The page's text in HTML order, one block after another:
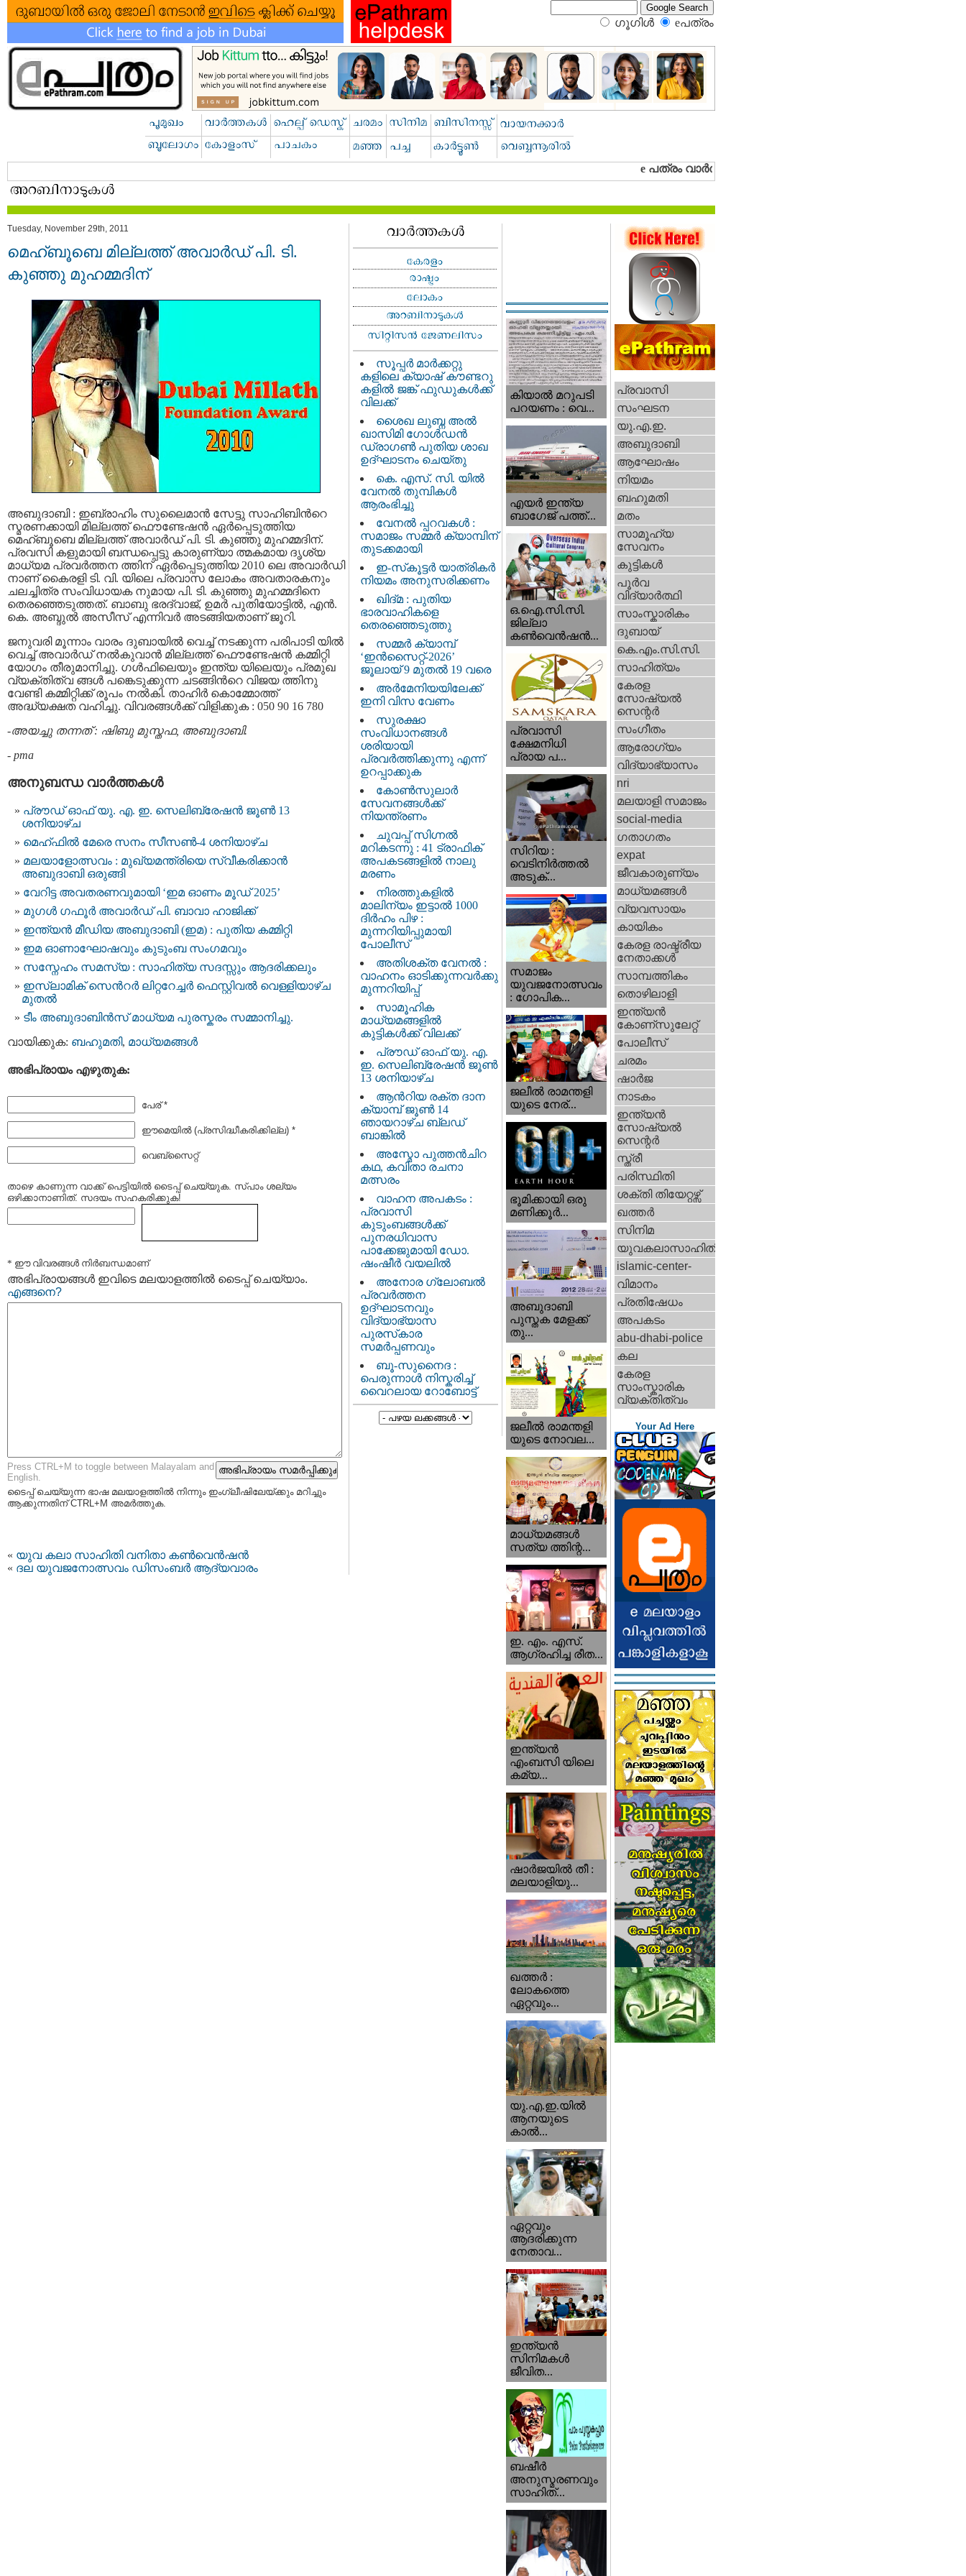
ഗൂഗിള്‍ eപത്രം‍
Tuesday, November 29th, 2011
മെഹ്ബൂബെ മില്ലത്ത് അവാര്‍ഡ് പി. ടി.
കുഞ്ഞു മുഹമ്മദിന്
അബുദാബി : ഇബ്രാഹിം സുലൈമാന്‍ സേട്ടു സാഹിബിന്‍റെ
സ്മരണക്കായി മില്ലത്ത് ഫൌണ്ടേഷന്‍ ഏര്‍പ്പെടുത്തിയ
മെഹ്ബൂബെ മില്ലത്ത് അവാര്‍ഡ് പി. ടി. കുഞ്ഞു മുഹമ്മദിന്.
പ്രവസി കളുമായി ബന്ധപ്പെട്ടു കാരുണ്യാ ത്മകമായ ദൃശ്യ
മാധ്യമ പ്രവര്‍ത്തന ത്തിന് ഏര്‍പ്പെടുത്തിയ 2010 ലെ അവാര്‍ഡി
നാണ് കൈരളി ടി. വി. യിലെ പ്രവാസ ലോകം അവതാരകനും
ചലച്ചിത്ര സംവിധായക നുമായ പി. ടി. കുഞ്ഞു മുഹമ്മദിനെ
തെരഞ്ഞെടുത്തത്. ബാബു ഭരദ്വാജ്, ഉമര്‍ പുതിയോട്ടില്‍, എന്‍.
കെ. അബ്ദുല്‍ അസീസ്‌ എന്നിവര്‍ അടങ്ങിയതാണ് ജൂറി.
ജനുവരി മൂന്നാം വാരം ദുബായില്‍ വെച്ച് നടക്കുന്ന പരിപാടി യില്‍
വെച്ച് അവാര്‍ഡ് നല്‍കുവാന്‍ മില്ലത്ത് ഫൌണ്ടേഷന്‍ കമ്മിറ്റി
യോഗം തീരുമാനിച്ചു. ഗള്‍ഫിലെയും ഇന്ത്യ യിലെയും പ്രമുഖ
വ്യക്തിത്വ ങ്ങള്‍ പങ്കെടുക്കുന്ന ചടങ്ങിന്‍റെ വിജയ ത്തിനു
വേണ്ടി കമ്മിറ്റിക്ക് രൂപം നല്‍കി. താഹിര്‍ കൊമ്മോത്ത്‌
അദ്ധ്യക്ഷത വഹിച്ചു. വിവരങ്ങള്‍ക്ക് വിളിക്കുക : 050 90 16 780
-അയച്ചു തന്നത് : ഷിബു മുസ്തഫ, അബുദാബി.
- pma
അനുബന്ധ വാര്‍ത്തകള്‍
പ്രൗഡ് ഓഫ് യു. എ. ഇ. സെലിബ്രേഷൻ ജൂൺ 13
ശനിയാഴ്ച
മെഹ്ഫിൽ മേരെ സനം സീസൺ-4 ശനിയാഴ്ച
മ​ല​യാ​ളോ​ത്സ​വം : മുഖ്യമന്ത്രിയെ സ്വീകരിക്കാൻ
അബുദാബി ഒരുങ്ങി
വേറിട്ട അവതരണവുമായി ‘ഇമ ഓണം മൂഡ് 2025’
മുഗള്‍ ഗഫൂര്‍ അവാര്‍ഡ് പി. ബാവാ ഹാജിക്ക്
ഇന്ത്യന്‍ മീഡിയ അബുദാബി (ഇമ) : പുതിയ കമ്മിറ്റി
ഇമ ഓണാഘോഷവും കുടുംബ സംഗമവും
സസ്നേഹം സമസ്യ : സാഹിത്യ സദസ്സും ആദരിക്കലും
ഇസ്ലാമിക് സെന്‍റര്‍ ലിറ്ററേച്ചര്‍ ഫെസ്റ്റിവല്‍ വെള്ളിയാഴ്ച
മുതൽ
ടീം അബുദാബിൻസ് മാധ്യമ പുരസ്കരം സമ്മാനിച്ചു.
വായിക്കുക: ബഹുമതി, മാധ്യമങ്ങള്‍
അഭിപ്രായം എഴുതുക:
പേര് *
ഈമെയില്‍ (പ്രസിദ്ധീകരിക്കില്ല) *
വെബ്സൈറ്റ്
താഴെ കാണുന്ന വാക്ക് പെട്ടിയില്‍ ടൈപ്പ്‌ ചെയ്യുക. സ്പാം ശല്യം
ഒഴിക്കാനാണിത്. സദയം സഹകരിക്കുക!
* ഈ വിവരങ്ങള്‍ നിര്‍ബന്ധമാണ്
അഭിപ്രായങ്ങള്‍ ഇവിടെ മലയാളത്തില്‍ ടൈപ്പ് ചെയ്യാം.
എങ്ങനെ?
Press CTRL+M to toggle between Malayalam and
English.
ടൈപ്പ്‌ ചെയ്യുന്ന ഭാഷ മലയാളത്തില്‍ നിന്നും ഇംഗ്ലീഷിലേയ്ക്കും മറിച്ചും
ആക്കുന്നതിന് CTRL+M അമര്‍ത്തുക.
« യുവ കലാ സാഹിതി വനിതാ കണ്‍വെന്‍ഷന്‍
« ദല യുവജനോത്സവം ഡിസംബര്‍ ആദ്യവാരം
സൂപ്പർ മാർക്കറ്റു
കളിലെ ക്യാഷ് കൗണ്ടറു
കളിൽ ജങ്ക് ഫുഡുകൾക്ക്
വിലക്ക്
ശൈഖ ലുബ്ന അൽ
ഖാസിമി ഗോൾഡൻ
ഡ്രാഗൺ പുതിയ ശാഖ
ഉദ്ഘാടനം ചെയ്തു
കെ. എസ്. സി. യിൽ
വേനൽ തുമ്പികൾ
ആരംഭിച്ചു
വേനൽ പ്പറവകൾ :
സമാജം സമ്മർ ക്യാമ്പിന്
തുടക്കമായി
ഇ-സ്‌കൂട്ടർ യാത്രികർ
നിയമം അനുസരിക്കണം
ഖിദ്മ : പുതിയ
ഭാരവാഹികളെ
തെരഞ്ഞെടുത്തു
സമ്മർ ക്യാമ്പ്
‘ഇൻസൈറ്റ്-2026’
ജൂലായ് 9 മുതൽ 19 വരെ
അർമേനിയയിലേക്ക്
ഇനി വിസ വേണം
സുരക്ഷാ
സംവിധാനങ്ങൾ
ശരിയായി
പ്രവർത്തിക്കുന്നു എന്ന്
ഉറപ്പാക്കുക
കോൺസുലാർ
സേവനങ്ങൾക്ക്
നിയന്ത്രണം
ചുവപ്പ് സിഗ്നൽ
മറികടന്നു : 41 ട്രാഫിക്
അപകടങ്ങളിൽ നാലു
മരണം
നിരത്തുകളിൽ
മാലിന്യം ഇട്ടാൽ 1000
ദിർഹം പിഴ :
മുന്നറിയിപ്പുമായി
പോലീസ്
അതിശക്ത വേനൽ :
വാഹനം ഓടിക്കുന്നവർക്കു
മുന്നറിയിപ്പ്
സാമൂഹിക
മാധ്യമങ്ങളിൽ
കുട്ടികൾക്ക് വിലക്ക്
പ്രൗഡ് ഓഫ് യു. എ.
ഇ. സെലിബ്രേഷൻ ജൂൺ
13 ശനിയാഴ്ച
ആൻറിയ രക്ത ദാന
ക്യാമ്പ് ജൂൺ 14
ഞായറാഴ്ച ബ്ലഡ്
ബാങ്കിൽ
അസ്മോ പുത്തൻചിറ
കഥ, കവിതാ രചനാ
മത്സരം
വാഹന അപകടം :
പ്രവാസി
കുടുംബങ്ങൾക്ക്
പുനരധിവാസ
പാക്കേജുമായി ഡോ.
ഷംഷീർ വയലിൽ
അനോര ഗ്ലോബൽ
പ്രവർത്തന
ഉദ്ഘാടനവും
വിദ്യാഭ്യാസ
പുരസ്‌കാര
സമർപ്പണവും
ബൂ-സുനൈദ :
പെരുന്നാൾ നിസ്കരിച്ച്
വൈറലായ റോബോട്ട്
കിയാല്‍ മറുപടി
പറയണം : വെ...
എയര്‍ ഇന്ത്യ
ബാഗേജ് പത്ത്...
ഒ.ഐ.സി.സി.
ജില്ലാ
കൺവെൻഷൻ...
പ്രവാസി
ക്ഷേമനിധി
പ്രായ പ...
സിറിയ :
വെടിനിർത്തൽ
അടുക്...
സമാജം
യുവജനോത്സവം
: ഗോപിക...
ജലീല്‍ രാമന്തളി
യുടെ നേര്...
ഭൂമിക്കായി ഒരു
മണിക്കൂര്‍...
അബുദാബി
പുസ്തക മേളക്ക്
തു...
ജലീല്‍ രാമന്തളി
യുടെ നോവല...
മാധ്യമങ്ങള്‍
സത്യ ത്തിന്റ...
ഇ. എം. എസ്.
ആഗ്രഹിച്ച രീത...
ഇന്ത്യന്‍
എംബസി യിലെ
കമ്യ...
ഷാര്‍ജയില്‍ തീ :
മലയാളിയു...
ഖത്തര്‍ :
ലോകത്തെ
ഏറ്റവും...
യു.എ.ഇ.യില്‍
ആനയുടെ
കാല്‍...
ഏറ്റവും
ആദരിക്കുന്ന
നേതാവ...
ഇന്ത്യന്‍
സിനിമകള്‍
ജീവിത...
ബഷീര്‍
അനുസ്മരണവും
സാഹിത്...
പ്രവാസി
സംഘടന
യു.എ.ഇ.
അബുദാബി
ആഘോഷം
നിയമം
ബഹുമതി
മതം
സാമൂഹ്യ
സേവനം
കുട്ടികള്‍
പൂര്‍വ
വിദ്യാര്‍ത്ഥി
സാംസ്കാരികം
ദുബായ്‌
കെ.എം.സി.സി.
സാഹിത്യം
കേരള
സോഷ്യല്‍
സെന്റര്‍
സംഗീതം
ആരോഗ്യം
വിദ്യാഭ്യാസം
nri
മലയാളി സമാജം
social-media
ഗതാഗതം
expat
ജീവകാരുണ്യം
മാധ്യമങ്ങള്‍
വ്യവസായം
കായികം
കേരള രാഷ്ട്രീയ
നേതാക്കള്‍
സാമ്പത്തികം
തൊഴിലാളി
ഇന്ത്യന്‍
കോണ്സുലേറ്റ്
പോലീസ്
ചരമം
ഷാര്‍ജ
നാടകം
ഇന്ത്യന്‍
സോഷ്യല്‍
സെന്റര്‍
സ്ത്രീ
പരിസ്ഥിതി
ശക്തി തിയേറ്റഴ്സ്
ഖത്തര്‍
സിനിമ
യുവകലാസാഹിതി
islamic-center-
വിമാനം
പ്രതിഷേധം
അപകടം
abu-dhabi-police
കല
കേരള
സാംസ്കാരിക
വ്യക്തിത്വം
Your Ad Here